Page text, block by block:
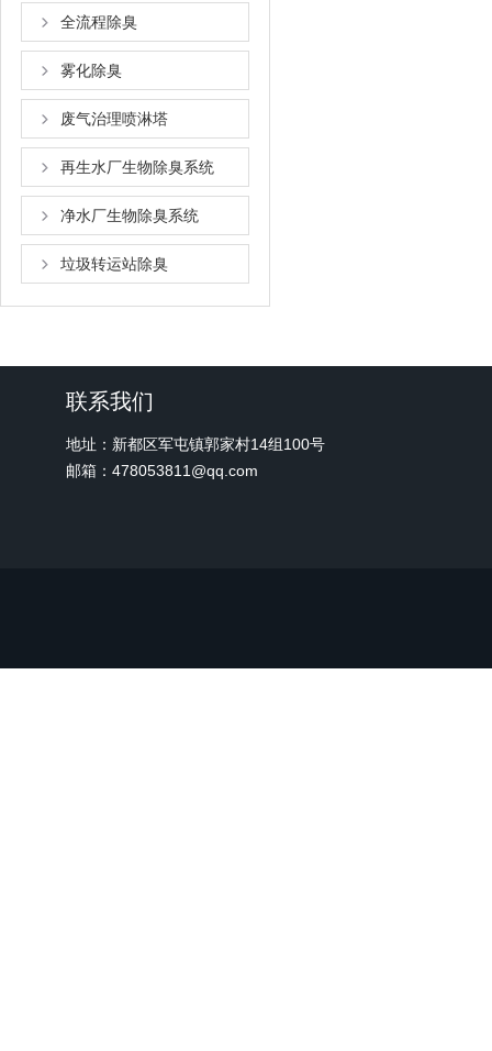
全流程除臭
雾化除臭
废气治理喷淋塔
再生水厂生物除臭系统
净水厂生物除臭系统
垃圾转运站除臭
联系我们
地址：新都区军屯镇郭家村14组100号
邮箱：478053811@qq.com